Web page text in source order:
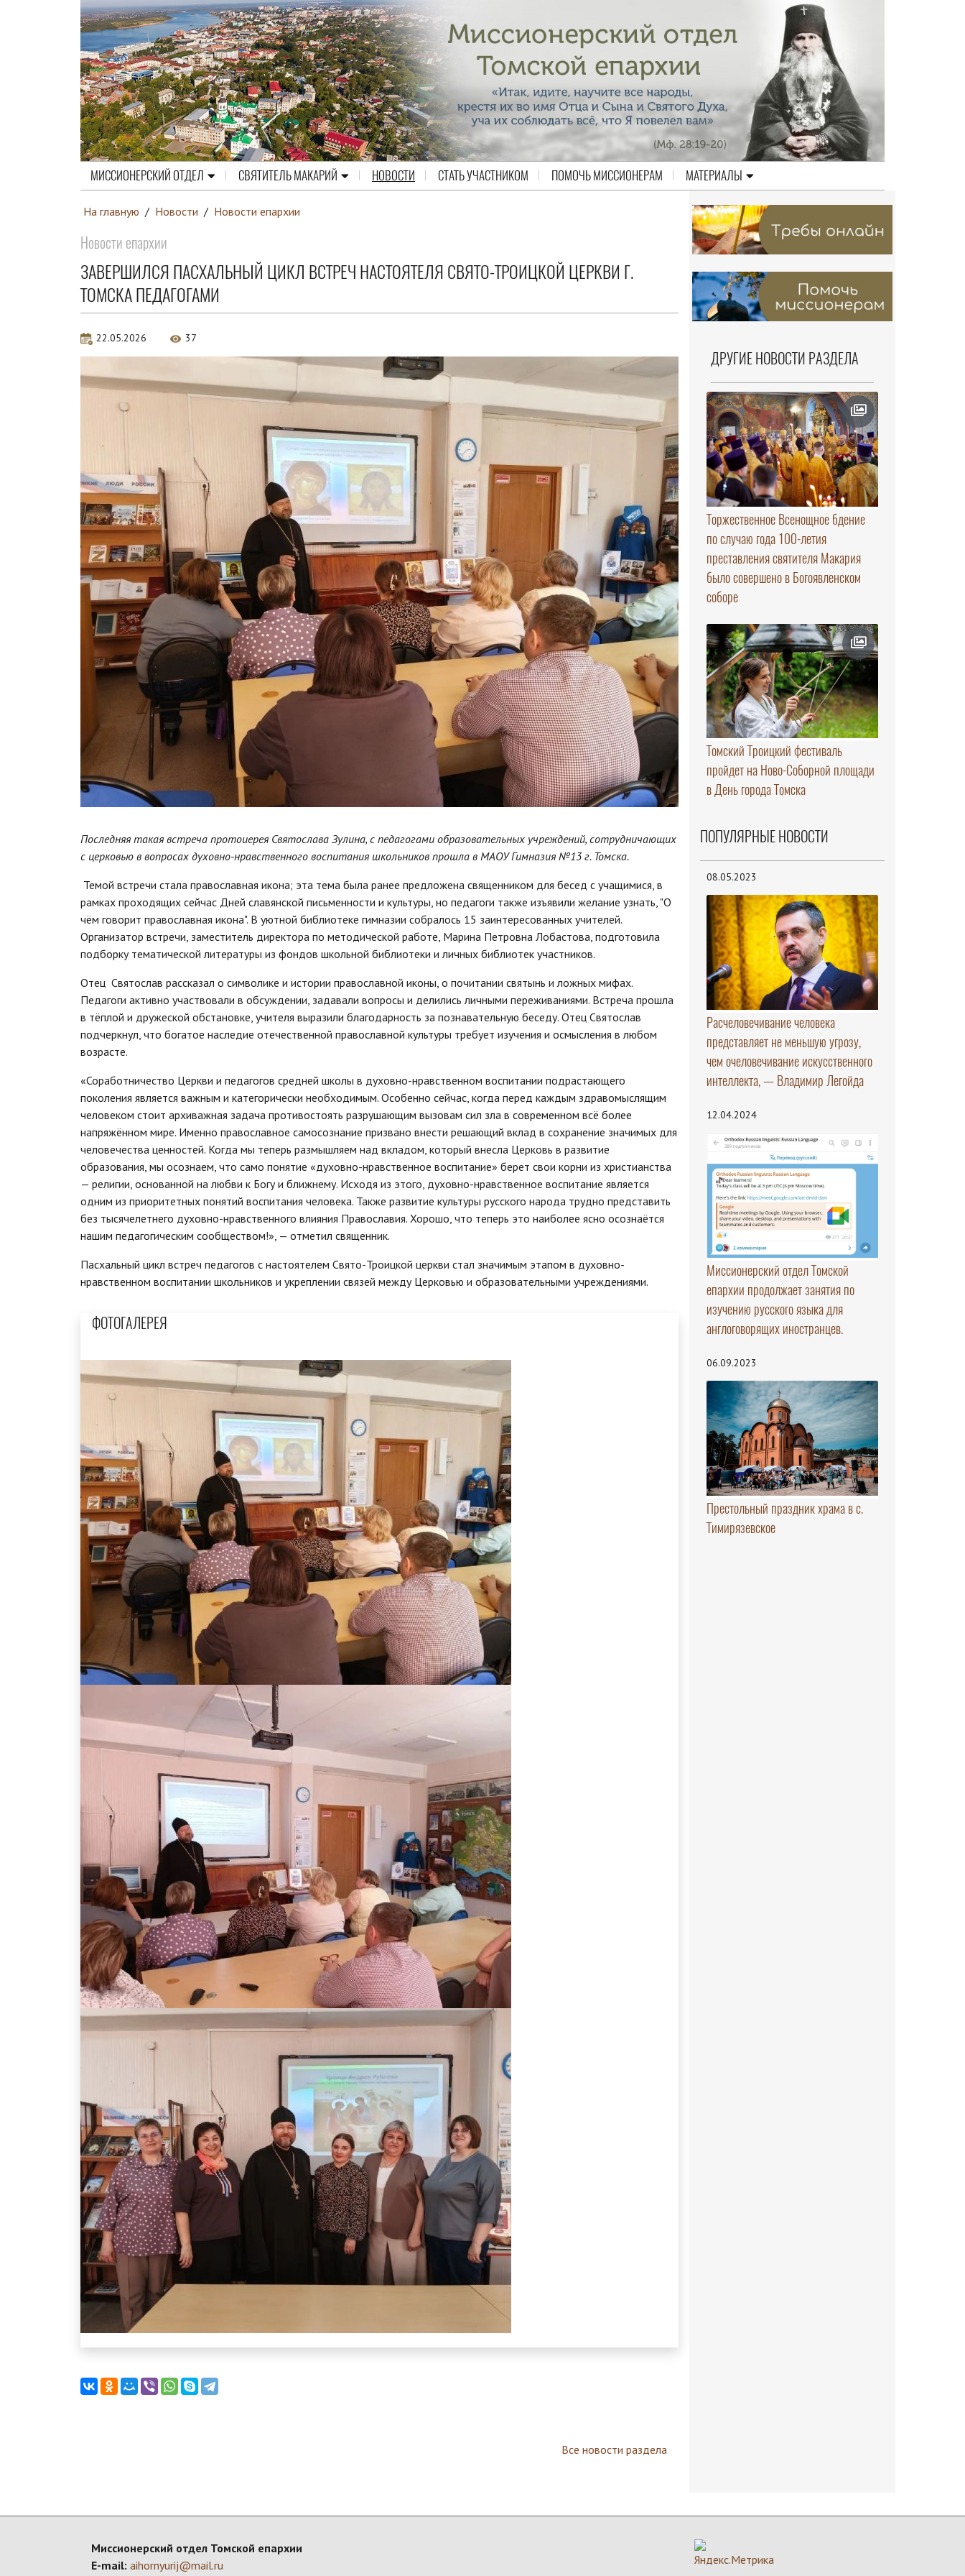
МИССИОНЕРСКИЙ ОТДЕЛ СВЯТИТЕЛЬ МАКАРИЙ НОВОСТИ СТАТЬ УЧАСТНИКОМ ПОМОЧЬ МИССИОНЕРАМ МАТЕРИАЛЫ
На главную / Новости / Новости епархии
Новости епархии
ЗАВЕРШИЛСЯ ПАСХАЛЬНЫЙ ЦИКЛ ВСТРЕЧ НАСТОЯТЕЛЯ СВЯТО-ТРОИЦКОЙ ЦЕРКВИ Г.
ТОМСКА ПЕДАГОГАМИ
22.05.2026 37
Последняя такая встреча протоиерея Святослава Зулина, с педагогами образовательных учреждений, сотрудничающих
с церковью в вопросах духовно-нравственного воспитания школьников прошла в МАОУ Гимназия №13 г. Томска.
Темой встречи стала православная икона; эта тема была ранее предложена священником для бесед с учащимися, в
рамках проходящих сейчас Дней славянской письменности и культуры, но педагоги также изъявили желание узнать, "О
чём говорит православная икона". В уютной библиотеке гимназии собралось 15 заинтересованных учителей.
Организатор встречи, заместитель директора по методической работе, Марина Петровна Лобастова, подготовила
подборку тематической литературы из фондов школьной библиотеки и личных библиотек участников.
Отец Святослав рассказал о символике и истории православной иконы, о почитании святынь и ложных мифах.
Педагоги активно участвовали в обсуждении, задавали вопросы и делились личными переживаниями. Встреча прошла
в тёплой и дружеской обстановке, учителя выразили благодарность за познавательную беседу. Отец Святослав
подчеркнул, что богатое наследие отечественной православной культуры требует изучения и осмысления в любом
возрасте.
«Соработничество Церкви и педагогов средней школы в духовно-нравственном воспитании подрастающего
поколения является важным и категорически необходимым. Особенно сейчас, когда перед каждым здравомыслящим
человеком стоит архиважная задача противостоять разрушающим вызовам сил зла в современном всё более
напряжённом мире. Именно православное самосознание призвано внести решающий вклад в сохранение значимых для
человечества ценностей. Когда мы теперь размышляем над вкладом, который внесла Церковь в развитие
образования, мы осознаем, что само понятие «духовно-нравственное воспитание» берет свои корни из христианства
— религии, основанной на любви к Богу и ближнему. Исходя из этого, духовно-нравственное воспитание является
одним из приоритетных понятий воспитания человека. Также развитие культуры русского народа трудно представить
без тысячелетнего духовно-нравственного влияния Православия. Хорошо, что теперь это наиболее ясно осознаётся
нашим педагогическим сообществом!», — отметил священник.
Пасхальный цикл встреч педагогов с настоятелем Свято-Троицкой церкви стал значимым этапом в духовно-
нравственном воспитании школьников и укреплении связей между Церковью и образовательными учреждениями.
ФОТОГАЛЕРЕЯ
Все новости раздела
ДРУГИЕ НОВОСТИ РАЗДЕЛА
Торжественное Всенощное бдение
по случаю года 100-летия
преставления святителя Макария
было совершено в Богоявленском
соборе
Томский Троицкий фестиваль
пройдет на Ново-Соборной площади
в День города Томска
ПОПУЛЯРНЫЕ НОВОСТИ
08.05.2023
Расчеловечивание человека
представляет не меньшую угрозу,
чем очеловечивание искусственного
интеллекта, — Владимир Легойда
12.04.2024
Миссионерский отдел Томской
епархии продолжает занятия по
изучению русского языка для
англоговорящих иностранцев.
06.09.2023
Престольный праздник храма в с.
Тимирязевское
Миссионерский отдел Томской епархии
E-mail: aihornyurij@mail.ru